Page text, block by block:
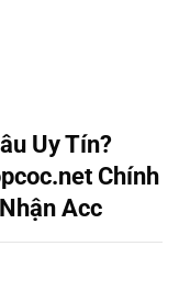
Uy Tín?
Chính
Acc